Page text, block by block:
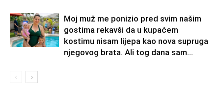
Moj muž me ponizio pred svim našim
gostima rekavši da u kupaćem
kostimu nisam lijepa kao nova supruga
njegovog brata. Ali tog dana sam...